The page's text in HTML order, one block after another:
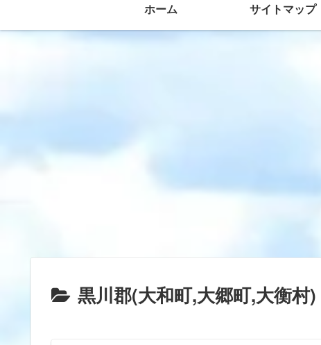
ホーム サイトマップ
黒川郡(大和町,大郷町,大衡村)